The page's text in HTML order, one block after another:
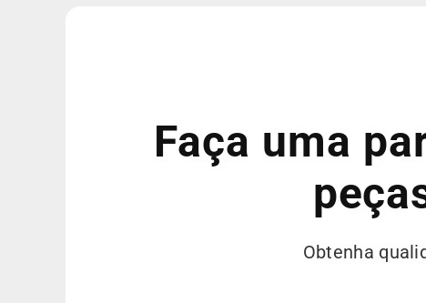
Faça uma
Obtenha